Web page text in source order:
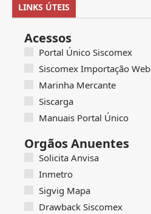
LINKS ÚTEIS
Acessos
Portal Único Siscomex
Siscomex Importação Web
Marinha Mercante
Siscarga
Manuais Portal Único
Orgãos Anuentes
Solicita Anvisa
Inmetro
Sigvig Mapa
Drawback Siscomex